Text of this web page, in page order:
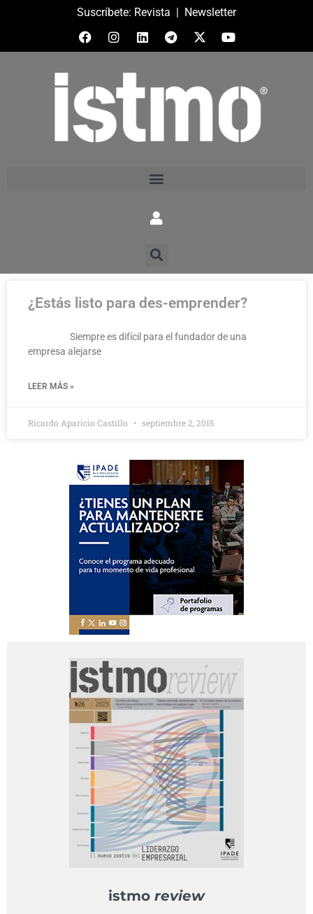
Suscríbete: Revista | Newsletter
¿Estás listo para des-emprender?
Siempre es difícil para el fundador de una
empresa alejarse
LEER MÁS »
Ricardo Aparicio Castillo septiembre 2, 2015
istmo review